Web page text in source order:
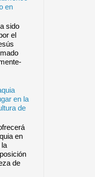
en
sido
el
en la
de
en
de